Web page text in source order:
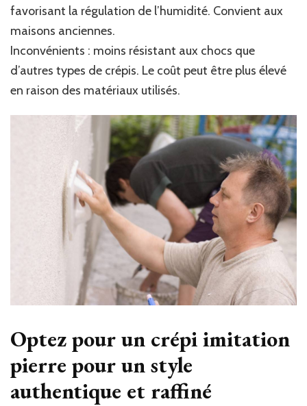
favorisant la régulation de l’humidité. Convient aux
maisons anciennes.
Inconvénients : moins résistant aux chocs que
d’autres types de crépis. Le coût peut être plus élevé
en raison des matériaux utilisés.
Optez pour un crépi imitation
pierre pour un style
authentique et raffiné